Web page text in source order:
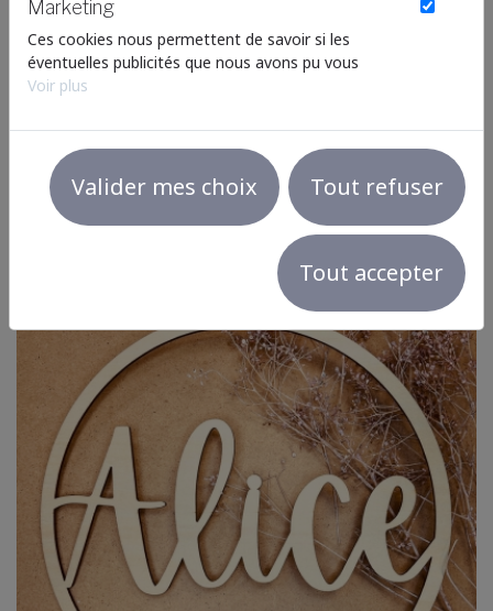
Découvrez toutes nos
réalisations
Marketing
Ces cookies nous permettent de savoir si les
éventuelles publicités que nous avons pu vous
proposer ont été pertinentes.
Voir plus
Valider mes choix Tout refuser
Tout accepter